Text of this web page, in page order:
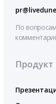
По
Продукт